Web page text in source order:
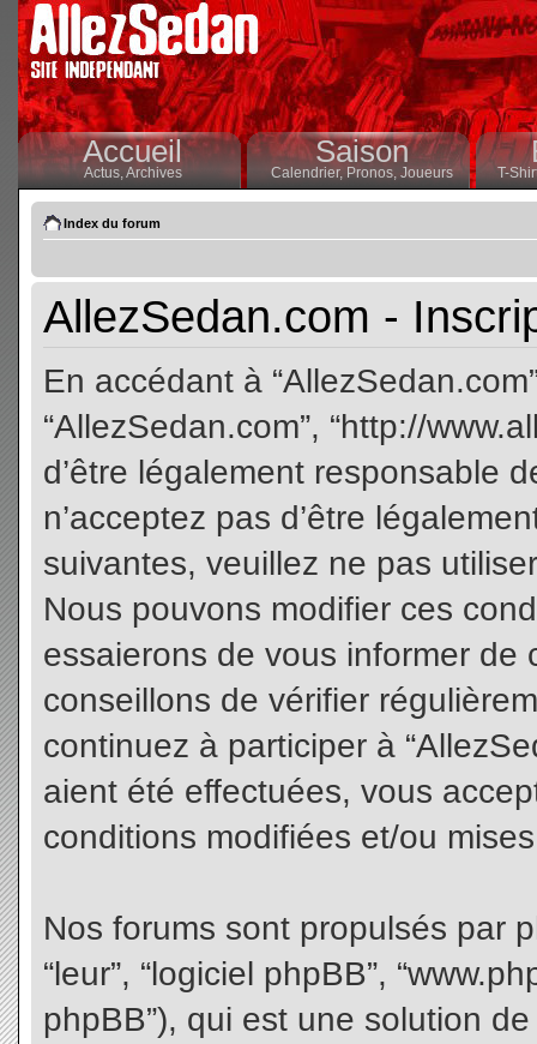
Accueil
Actus,Archives
Saison
Calendrier,Pronos, Joueurs T-
Index du forum
AllezSedan.com -
En accédant à
“AllezSedan.com”, “http://
d’être légalement responsable
n’acceptez pas d’être
suivantes, veuillez ne pas
Nous pouvons modifier ces
essaierons de vous informer
conseillons de vérifier
continuez à participer à
aient été effectuées, vous
conditions modifiées et/ou
Nos forums sont propulsés par
“leur”, “logiciel phpBB”,
phpBB”), qui est une solution